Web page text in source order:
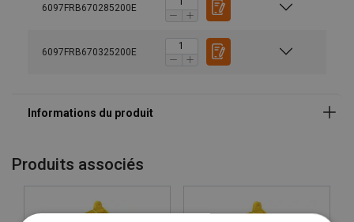
6097FRB670285200E
6097FRB670325200E
Produits associés